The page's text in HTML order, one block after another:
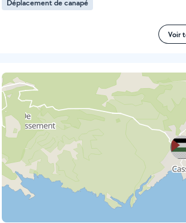
Déplacement de canapé
Voir